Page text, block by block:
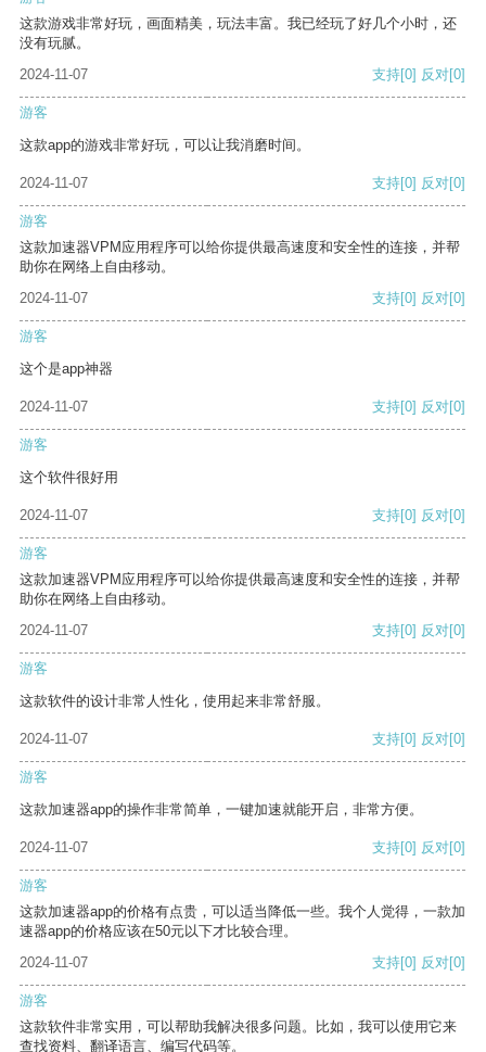
这款游戏非常好玩，画面精美，玩法丰富。我已经玩了好几个小时，还
没有玩腻。
2024-11-07
支持[0] 反对[0]
游客
这款app的游戏非常好玩，可以让我消磨时间。
2024-11-07 支持[0] 反对[0]
游客
这款加速器VPM应用程序可以给你提供最高速度和安全性的连接，并帮
助你在网络上自由移动。
2024-11-07
支持[0] 反对[0]
游客
这个是app神器
2024-11-07 支持[0] 反对[0]
游客
这个软件很好用
2024-11-07 支持[0] 反对[0]
游客
这款加速器VPM应用程序可以给你提供最高速度和安全性的连接，并帮
助你在网络上自由移动。
2024-11-07
支持[0] 反对[0]
游客
这款软件的设计非常人性化，使用起来非常舒服。
2024-11-07 支持[0] 反对[0]
游客
这款加速器app的操作非常简单，一键加速就能开启，非常方便。
2024-11-07 支持[0] 反对[0]
游客
这款加速器app的价格有点贵，可以适当降低一些。我个人觉得，一款加
速器app的价格应该在50元以下才比较合理。
2024-11-07
支持[0] 反对[0]
游客
这款软件非常实用，可以帮助我解决很多问题。比如，我可以使用它来
查找资料、翻译语言、编写代码等。